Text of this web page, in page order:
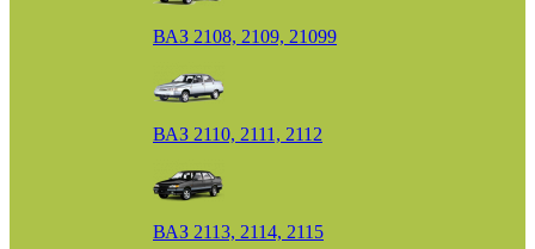
ВАЗ 2108, 2109, 21099
ВАЗ 2110, 2111, 2112
ВАЗ 2113, 2114, 2115